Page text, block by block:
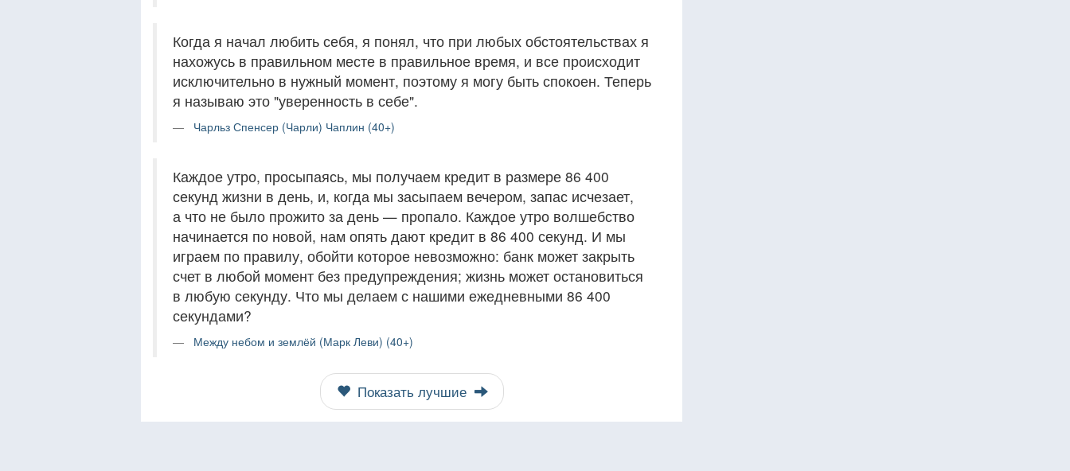
Когда я начал любить себя, я понял, что при любых обстоятельствах я
нахожусь в правильном месте в правильное время, и все происходит
исключительно в нужный момент, поэтому я могу быть спокоен. Теперь
я называю это "уверенность в себе".
Чарльз Спенсер (Чарли) Чаплин (40+)
Каждое утро, просыпаясь, мы получаем кредит в размере 86 400
секунд жизни в день, и, когда мы засыпаем вечером, запас исчезает,
а что не было прожито за день — пропало. Каждое утро волшебство
начинается по новой, нам опять дают кредит в 86 400 секунд. И мы
играем по правилу, обойти которое невозможно: банк может закрыть
счет в любой момент без предупреждения; жизнь может остановиться
в любую секунду. Что мы делаем с нашими ежедневными 86 400
секундами?
Между небом и землёй (Марк Леви) (40+)
Показать лучшие